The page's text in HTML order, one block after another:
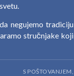
negujemo tradiciju
stručnjake koji
S POŠTOVANJEM,